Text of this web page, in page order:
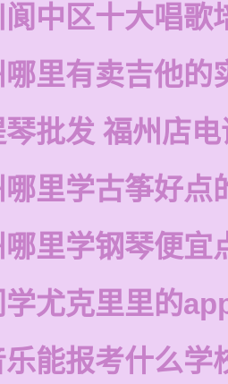
阆中区十大唱歌
里有卖吉他的
批发 福州店
里学古筝好点
里学钢琴便宜
学尤克里里的
乐能报考什么学